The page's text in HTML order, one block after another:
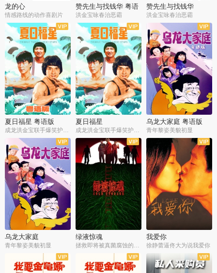
龙的心
情感路线的动作喜剧片
赞先生与找钱华 粤语
版
洪金宝咏春治恶霸
赞先生与找钱华
洪金宝咏春治恶霸
夏日福星 粤语版
成龙洪金宝联手爆笑护美女
夏日福星
成龙洪金宝联手爆笑护美女
乌龙大家庭 粤语版
青年黎姿美貌初显
乌龙大家庭
青年黎姿美貌初显
绿液惊魂
拯救即将被真菌腐蚀的世界
我爱你
徐静蕾逼佟大为说我爱你